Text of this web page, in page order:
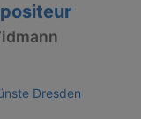
Dresden